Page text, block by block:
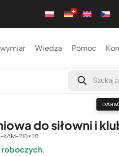
Wiedza Pomoc
Wyszukiwarka
produktów
do siłowni i
KAM-210×70
roboczych.